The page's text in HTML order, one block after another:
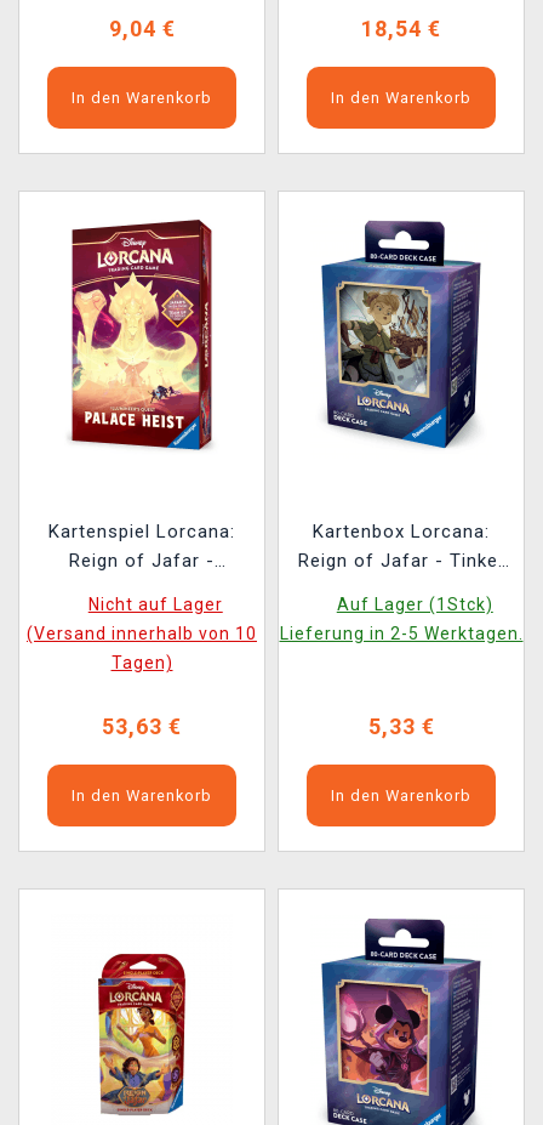
9,04 €
In den Warenkorb
18,54 €
In den Warenkorb
Kartenspiel Lorcana:
Reign of Jafar -
(Palace Heist)
(ENGLISCHE VERSION)
Nicht auf Lager
(Versand innerhalb von 10
Tagen)
53,63 €
In den Warenkorb
Kartenbox Lorcana:
Reign of Jafar - Tinker
Auf Lager (1Stck)
Lieferung in 2-5 Werktagen.
5,33 €
In den Warenkorb